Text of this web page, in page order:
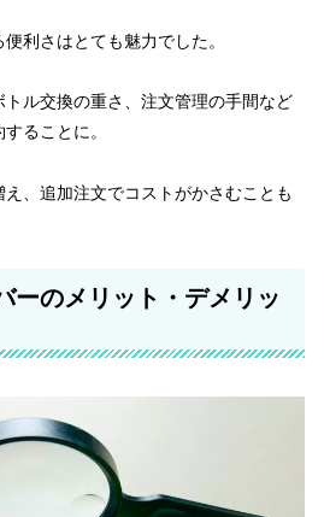
利さはとても魅力でした。
トル交換の重さ、注文管理の手間など
ることに。
、追加注文でコストがかさむことも
ーのメリット・デメリッ